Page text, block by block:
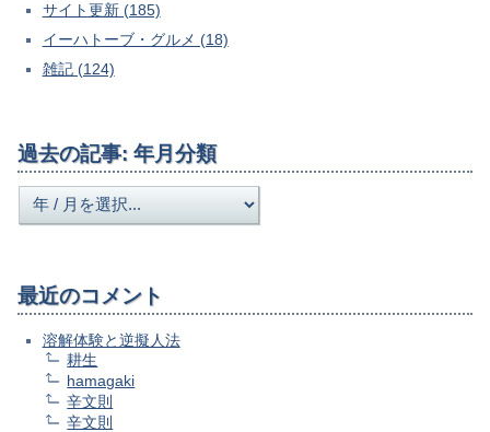
サイト更新 (185)
イーハトーブ・グルメ (18)
雑記 (124)
過去の記事: 年月分類
最近のコメント
溶解体験と逆擬人法
耕生
hamagaki
辛文則
辛文則